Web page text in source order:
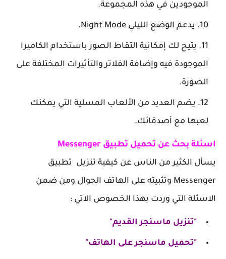
الموجودين في هذه المجموعة.
يدعم الوضع الليلي Night Mode
.
يتيح لك إمكانية التقاط الصور باستخدام الكاميرا
الموجودة فيه وإضافة الفلاتر والتأثيرات المختلفة على
الصورة.
يضم العديد من الألعاب المسلية التي يمكنك
لعبها مع أصدقائك.
اسئلة بحث عن تحميل تطبيق Messenger‏‏
يسأل الكثير من الناس عن كيفية تنزيل تطبيق
Messenger‏‏ وتثبيته على الهاتف الجوال ومن ضمن
الاسئلة التي وردت بهذا الخصوص الاتي :
"تنزيل ماسنجر القديم"
"تحميل ماسنجر على الهاتف"